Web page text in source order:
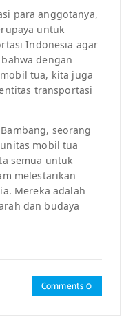
para anggotanya,
untuk
Indonesia agar
dengan
tua, kita juga
transportasi
seorang
mobil tua
semua untuk
melestarikan
Mereka adalah
dan budaya
Comments 0